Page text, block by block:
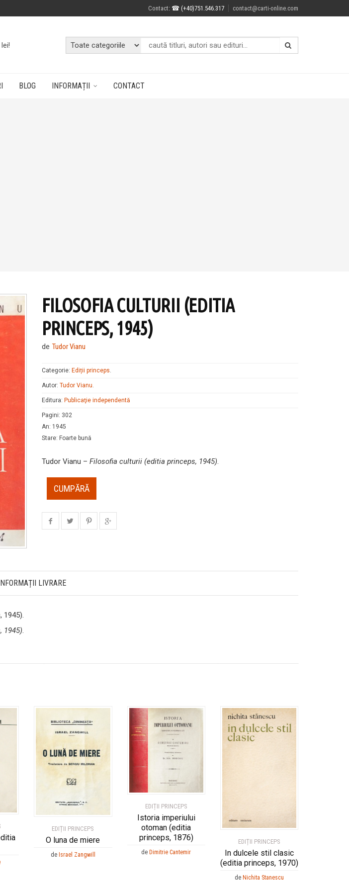
Contact: ☎ (+40)751.546.317 contact@carti-online.com
BLOG INFORMAȚII CONTACT
FILOSOFIA CULTURII (EDITIA
PRINCEPS, 1945)
de Tudor Vianu
Categorie: Ediții princeps.
Autor: Tudor Vianu.
Editura: Publicaţie independentă
Pagini: 302
An: 1945
Stare: Foarte bună
Tudor Vianu – Filosofia culturii (editia princeps, 1945).
CUMPĂRĂ
LIVRARE
1945).
1945).
EDIȚII PRINCEPS
O luna de miere
de Israel Zangwill
EDIȚII PRINCEPS
Istoria imperiului
otoman (editia
princeps, 1876)
de Dimitrie Cantemir
EDIȚII PRINCEPS
In dulcele stil clasic
(editia princeps, 1970)
de Nichita Stanescu